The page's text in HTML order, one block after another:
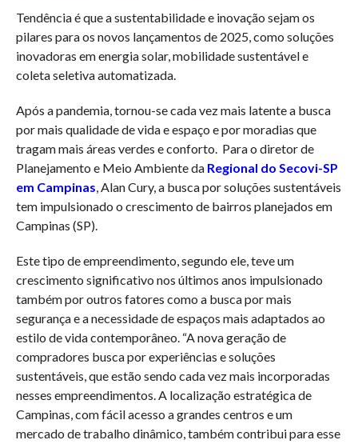
Tendência é que a sustentabilidade e inovação sejam os
pilares para os novos lançamentos de 2025, como soluções
inovadoras em energia solar, mobilidade sustentável e
coleta seletiva automatizada.
Após a pandemia, tornou-se cada vez mais latente a busca
por mais qualidade de vida e espaço e por moradias que
tragam mais áreas verdes e conforto. Para o diretor de
Planejamento e Meio Ambiente da Regional do Secovi-SP
em Campinas, Alan Cury, a busca por soluções sustentáveis
tem impulsionado o crescimento de bairros planejados em
Campinas (SP).
Este tipo de empreendimento, segundo ele, teve um
crescimento significativo nos últimos anos impulsionado
também por outros fatores como a busca por mais
segurança e a necessidade de espaços mais adaptados ao
estilo de vida contemporâneo. “A nova geração de
compradores busca por experiências e soluções
sustentáveis, que estão sendo cada vez mais incorporadas
nesses empreendimentos. A localização estratégica de
Campinas, com fácil acesso a grandes centros e um
mercado de trabalho dinâmico, também contribui para esse